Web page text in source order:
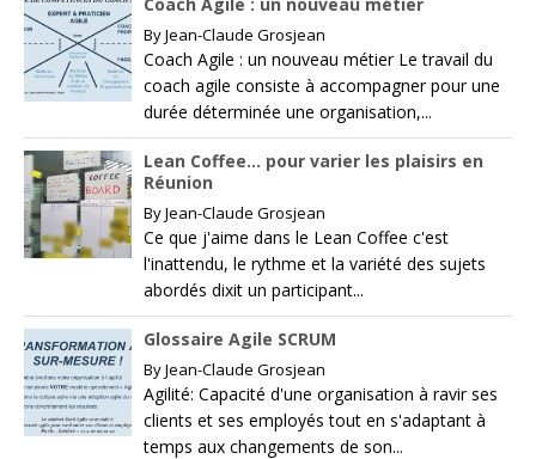
ByJean-Claude Grosjean
Coach Agile : un nouveau métier Le travail du
coach agile consiste à accompagner pour une
durée déterminée une organisation,...
Lean Coffee… pour varier les plaisirs en
Réunion
ByJean-Claude Grosjean
Ce que j'aime dans le Lean Coffee c'est
l'inattendu, le rythme et la variété des sujets
abordés dixit un participant...
Glossaire Agile SCRUM
ByJean-Claude Grosjean
Agilité: Capacité d'une organisation à ravir ses
clients et ses employés tout en s'adaptant à
temps aux changements de son...